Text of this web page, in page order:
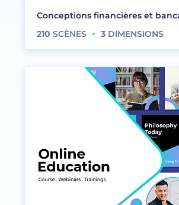
Conceptions financières et
210 SCÈNES 3 DIMENSIONS